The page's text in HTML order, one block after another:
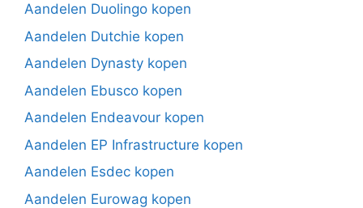
Aandelen Duolingo kopen
Aandelen Dutchie kopen
Aandelen Dynasty kopen
Aandelen Ebusco kopen
Aandelen Endeavour kopen
Aandelen EP Infrastructure kopen
Aandelen Esdec kopen
Aandelen Eurowag kopen